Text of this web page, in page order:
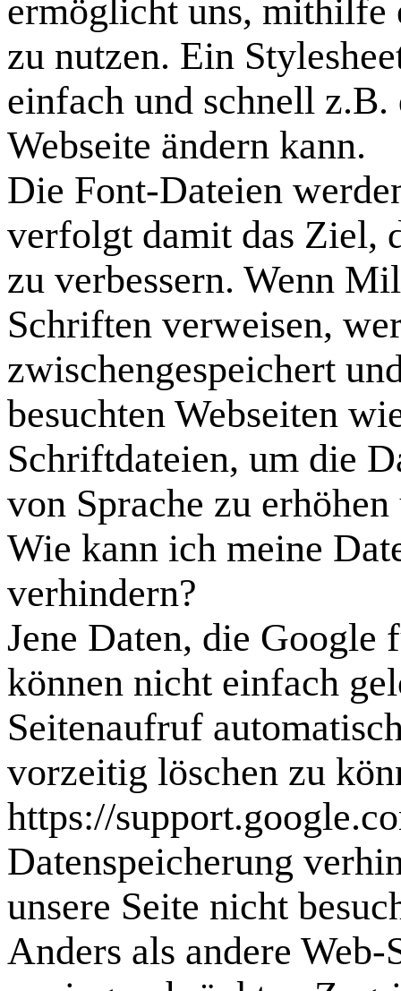
ermöglicht uns, mithilfe
zu nutzen. Ein
einfach und schnell
Webseite ändern kann.
Die Font-Dateien
verfolgt damit das Ziel,
zu verbessern. Wenn
Schriften verweisen,
zwischengespeichert
besuchten Webseiten
Schriftdateien, um die
von Sprache zu
Wie kann ich meine
verhindern?
Jene Daten, die Google
können nicht einfach
Seitenaufruf
vorzeitig löschen zu
https://
Datenspeicherung
unsere Seite nicht
Anders als andere